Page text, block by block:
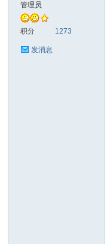
管理员
积分 1273
发消息